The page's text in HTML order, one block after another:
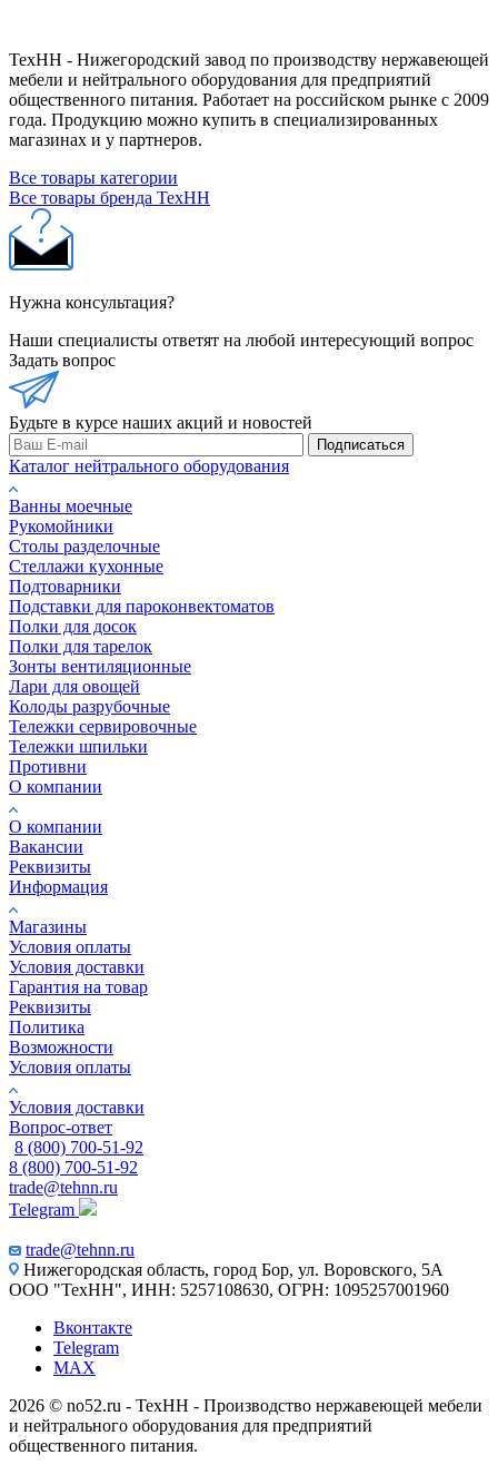
ТехНН - Нижегородский завод по производству нержавеющей
мебели и нейтрального оборудования для предприятий
общественного питания. Работает на российском рынке с 2009
года. Продукцию можно купить в специализированных
магазинах и у партнеров.
Все товары категории
Все товары бренда ТехНН
Нужна консультация?
Наши специалисты ответят на любой интересующий вопрос
Задать вопрос
Будьте в курсе наших акций и новостей
Подписаться
Каталог нейтрального оборудования
Ванны моечные
Рукомойники
Столы разделочные
Стеллажи кухонные
Подтоварники
Подставки для пароконвектоматов
Полки для досок
Полки для тарелок
Зонты вентиляционные
Лари для овощей
Колоды разрубочные
Тележки сервировочные
Тележки шпильки
Противни
О компании
О компании
Вакансии
Реквизиты
Информация
Магазины
Условия оплаты
Условия доставки
Гарантия на товар
Реквизиты
Политика
Возможности
Условия оплаты
Условия доставки
Вопрос-ответ
8 (800) 700-51-92
8 (800) 700-51-92
trade@tehnn.ru
Telegram
trade@tehnn.ru
Нижегородская область, город Бор, ул. Воровского, 5А
ООО "ТехНН", ИНН: 5257108630, ОГРН: 1095257001960
Вконтакте
Telegram
MAX
2026 © no52.ru - ТехНН - Производство нержавеющей мебели
и нейтрального оборудования для предприятий
общественного питания.